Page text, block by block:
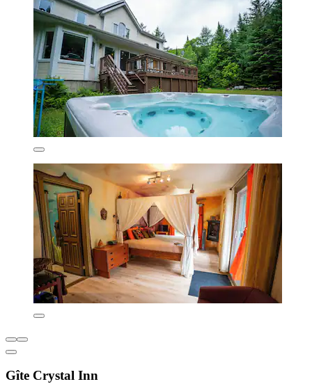
Gîte Crystal Inn